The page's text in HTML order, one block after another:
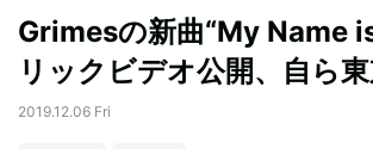
Grimesの新曲“My Name
リックビデオ公開、自ら
2019.12.06 Fri